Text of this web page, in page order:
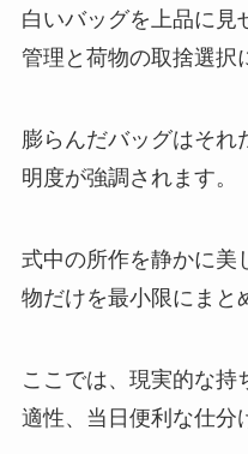
白いバッグを上品に見
管理と荷物の取捨選択
膨らんだバッグはそれ
明度が強調されます。
式中の所作を静かに美
物だけを最小限にまと
ここでは、現実的な持
適性、当日便利な仕分